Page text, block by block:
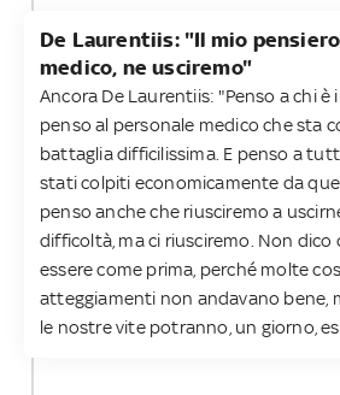
De Laurentiis: "Il mio
medico, ne usciremo"
Ancora De Laurentiis: "Penso a chi è
penso al personale medico che sta
battaglia difficilissima. E penso a
stati colpiti economicamente da
penso anche che riusciremo a
difficoltà, ma ci riusciremo. Non
essere come prima, perché molte
atteggiamenti non andavano bene,
le nostre vite potranno, un giorno,